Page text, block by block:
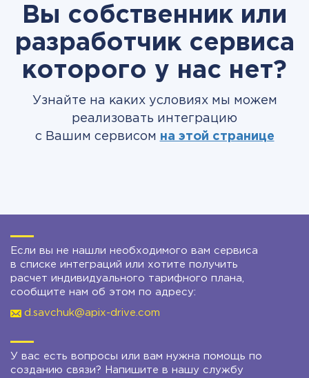
Вы собственник или
разработчик сервиса
которого у нас нет?
Узнайте на каких условиях мы можем
реализовать интеграцию
с Вашим сервисом на этой странице
Если вы не нашли необходимого вам сервиса
в списке интеграций или хотите получить
расчет индивидуального тарифного плана,
сообщите нам об этом по адресу:
d.savchuk@apix-drive.com
У вас есть вопросы или вам нужна помощь по
созданию связи? Напишите в нашу службу